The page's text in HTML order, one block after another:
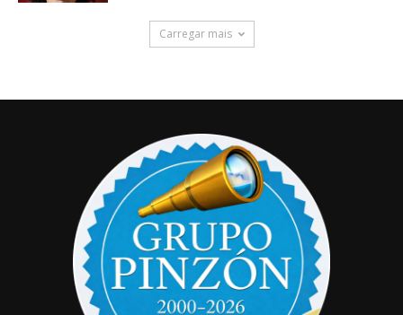
Carregar mais